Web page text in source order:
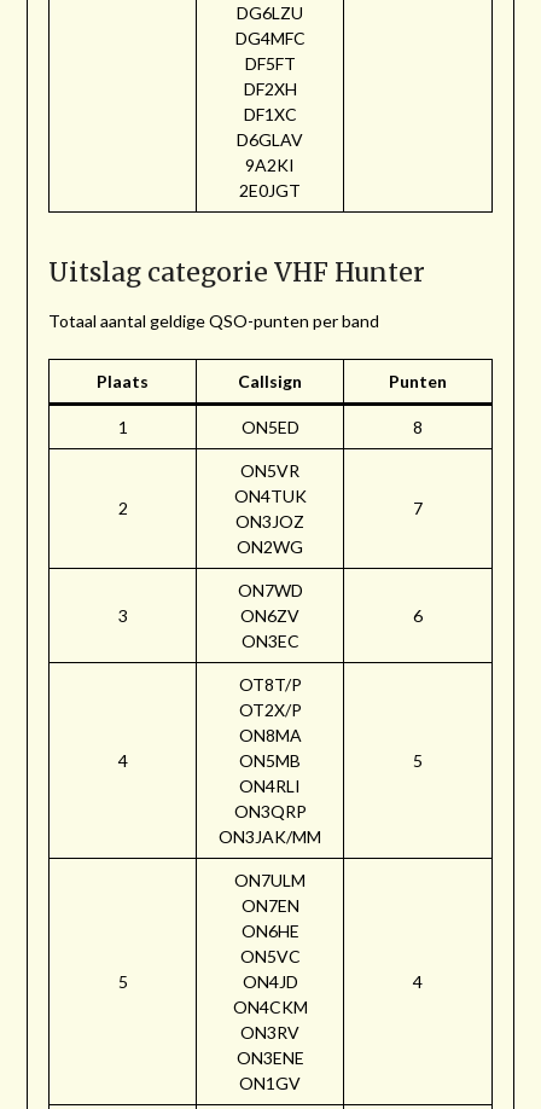
DG6LZU
DG4MFC
DF5FT
DF2XH
DF1XC
D6GLAV
9A2KI
2E0JGT
Uitslag categorie VHF Hunter
Totaal aantal geldige QSO-punten per band
Plaats Callsign Punten
1 ON5ED 8
2
ON5VR
ON4TUK
ON3JOZ
ON2WG
7
3
ON7WD
ON6ZV
ON3EC
6
4
OT8T/P
OT2X/P
ON8MA
ON5MB
ON4RLI
ON3QRP
ON3JAK/MM
5
5
ON7ULM
ON7EN
ON6HE
ON5VC
ON4JD
ON4CKM
ON3RV
ON3ENE
ON1GV
4